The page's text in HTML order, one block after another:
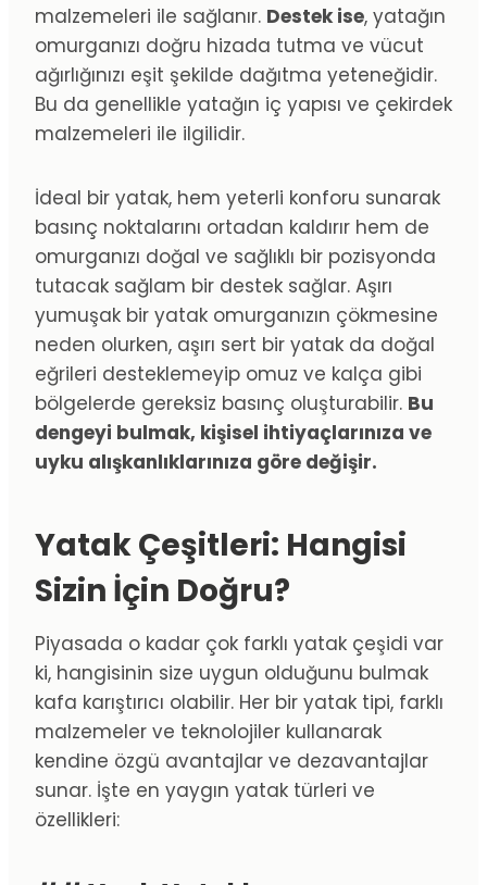
malzemeleri ile sağlanır. Destek ise, yatağın
omurganızı doğru hizada tutma ve vücut
ağırlığınızı eşit şekilde dağıtma yeteneğidir.
Bu da genellikle yatağın iç yapısı ve çekirdek
malzemeleri ile ilgilidir.
İdeal bir yatak, hem yeterli konforu sunarak
basınç noktalarını ortadan kaldırır hem de
omurganızı doğal ve sağlıklı bir pozisyonda
tutacak sağlam bir destek sağlar. Aşırı
yumuşak bir yatak omurganızın çökmesine
neden olurken, aşırı sert bir yatak da doğal
eğrileri desteklemeyip omuz ve kalça gibi
bölgelerde gereksiz basınç oluşturabilir. Bu
dengeyi bulmak, kişisel ihtiyaçlarınıza ve
uyku alışkanlıklarınıza göre değişir.
Yatak Çeşitleri: Hangisi
Sizin İçin Doğru?
Piyasada o kadar çok farklı yatak çeşidi var
ki, hangisinin size uygun olduğunu bulmak
kafa karıştırıcı olabilir. Her bir yatak tipi, farklı
malzemeler ve teknolojiler kullanarak
kendine özgü avantajlar ve dezavantajlar
sunar. İşte en yaygın yatak türleri ve
özellikleri: